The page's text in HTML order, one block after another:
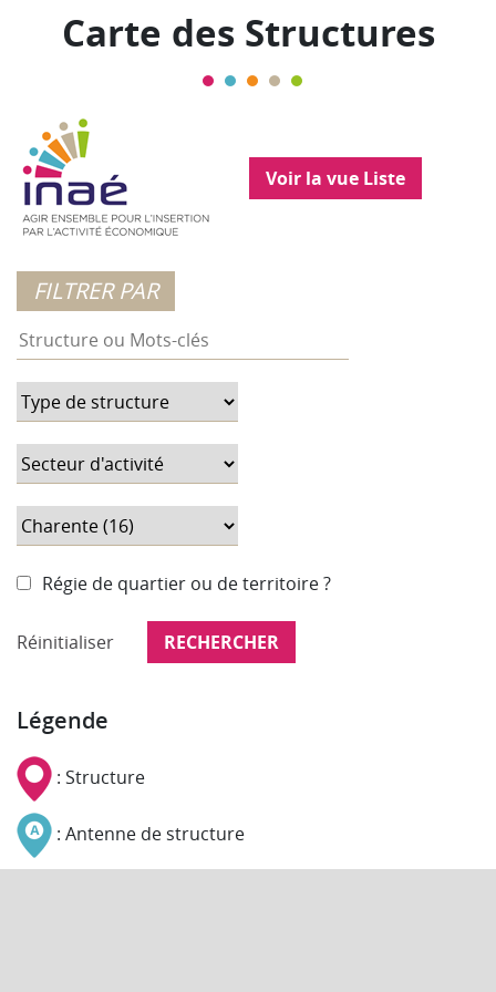
Carte des Structures
Voir la vue Liste
Régie de quartier ou de territoire ?
Réinitialiser
Légende
: Structure
: Antenne de structure